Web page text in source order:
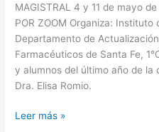
MAGISTRAL 4 y 11 de mayo
POR ZOOM Organiza:
Departamento de
Farmacéuticos de Santa Fe,
y alumnos del último año de la
Dra. Elisa Romio.
Leer más »